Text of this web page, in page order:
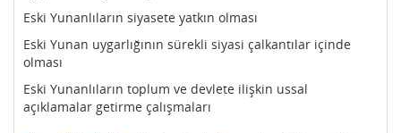
Eski Yunanlıların siyasete yatkın olması
Eski Yunan uygarlığının sürekli siyasi çalkantılar içinde
olması
Eski Yunanlıların toplum ve devlete ilişkin ussal
açıklamalar getirme çalışmaları